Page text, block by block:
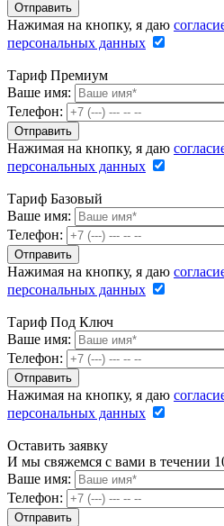
Нажимая на кнопку, я даю
персональных данных
Тариф Премиум
Ваше имя:
Телефон:
Нажимая на кнопку, я даю
персональных данных
Тариф Базовый
Ваше имя:
Телефон:
Нажимая на кнопку, я даю
персональных данных
Тариф Под Ключ
Ваше имя:
Телефон:
Нажимая на кнопку, я даю
персональных данных
Оставить заявку
И мы свяжемся с вами в течении
Ваше имя:
Телефон: